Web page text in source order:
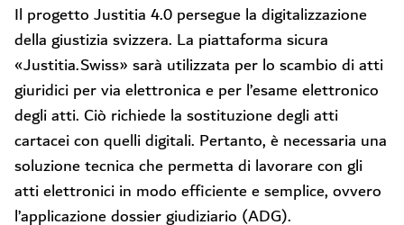
Il progetto Justitia 4.0 persegue la digitalizzazione
della giustizia svizzera. La piattaforma sicura
«Justitia.Swiss» sarà utilizzata per lo scambio di atti
giuridici per via elettronica e per l’esame elettronico
degli atti. Ciò richiede la sostituzione degli atti
cartacei con quelli digitali. Pertanto, è necessaria una
soluzione tecnica che permetta di lavorare con gli
atti elettronici in modo efficiente e semplice, ovvero
l’applicazione dossier giudiziario (ADG).